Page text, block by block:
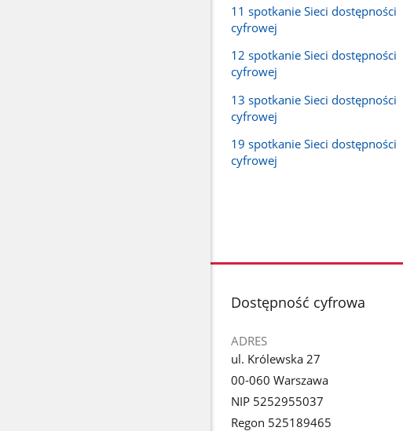
11 spotkanie Sieci dostępności
cyfrowej
12 spotkanie Sieci dostępności
cyfrowej
13 spotkanie Sieci dostępności
cyfrowej
19 spotkanie Sieci dostępności
cyfrowej
stopka
Dostępność cyfrowa
ADRES
ul. Królewska 27
00-060 Warszawa
NIP 5252955037
Regon 525189465